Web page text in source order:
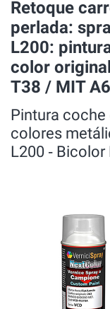
Retoque
perlada:
L200:
color
T38 / MIT
Pintura coche
colores
L200 ‐